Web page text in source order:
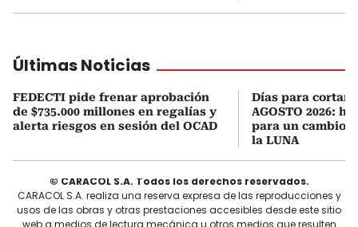
Últimas Noticias
FEDECTI pide frenar aprobación
de $735.000 millones en regalías y
alerta riesgos en sesión del OCAD
Días para
AGOSTO 2026:
para un cambio
la LUNA
© CARACOL S.A. Todos los derechos reservados.
CARACOL S.A. realiza una reserva expresa de las reproducciones y
usos de las obras y otras prestaciones accesibles desde este sitio
web a medios de lectura mecánica u otros medios que resulten